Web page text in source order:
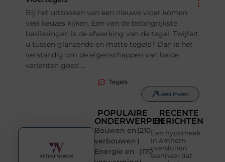
Bij het uitzoeken van een nieuwe vloer komen
veel keuzes kijken. Een van de belangrijkste
beslissingen is de afwerking van de tegel. Twijfelt
u tussen glanzende en matte tegels? Dan is het
verstandig om de eigenschappen van beide
varianten goed ...
Tegels
Lees meer
POPULAIRE
ONDERWERPEN
Bouwen en
verbouwen
(210
)
Energie en
(170
RECENTE
BERICHTEN
Een hypotheek
in Arnhem
oversluiten
wanneer dat